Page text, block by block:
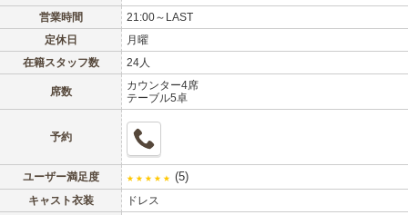
営業時間
21:00～LAST
定休日
月曜
在籍スタッフ数
24人
席数
カウンター4席
テーブル5卓
予約
ユーザー満足度 ★ ★ ★ ★ ★ (5)
キャスト衣装
ドレス
お店のURLをコピー
店舗ログイン
新規会員登録
東海 関西
中四国
沖縄